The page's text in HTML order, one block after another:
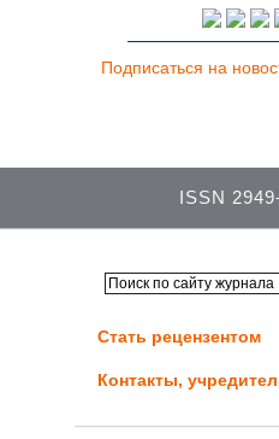
Подписаться на
ISSN
Стать рецензентом
Контакты,